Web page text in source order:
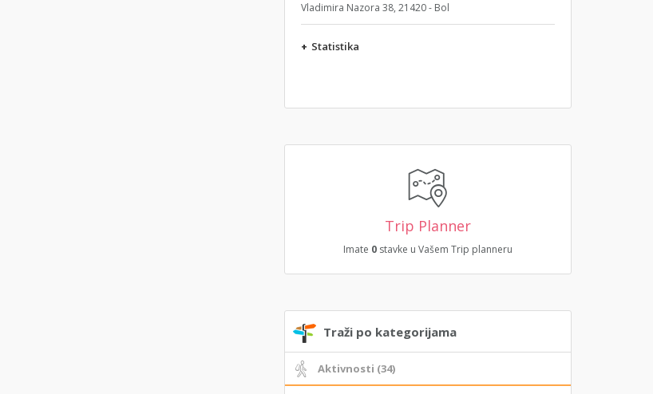
Vladimira Nazora 38, 21420 - Bol
+ Statistika
Trip Planner
Imate 0stavke u Vašem Trip planneru
Traži po kategorijama
Aktivnosti (34)